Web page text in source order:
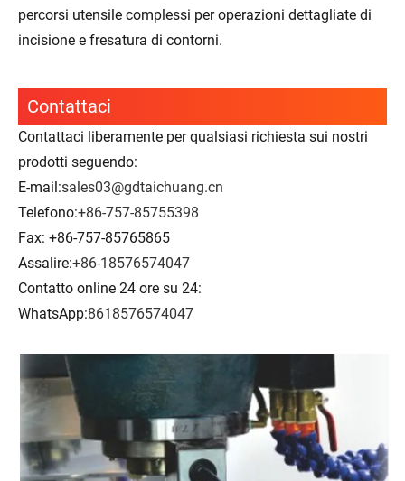
percorsi utensile complessi per operazioni dettagliate di
incisione e fresatura di contorni.
Contattaci
Contattaci liberamente per qualsiasi richiesta sui nostri
prodotti seguendo:
E-mail:sales03@gdtaichuang.cn
Telefono:+86-757-85755398
Fax: +86-757-85765865
Assalire:+86-18576574047
Contatto online 24 ore su 24:
WhatsApp:8618576574047